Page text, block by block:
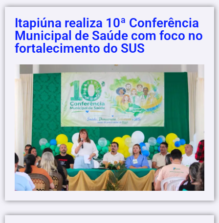
Itapiúna realiza 10ª Conferência
Municipal de Saúde com foco no
fortalecimento do SUS